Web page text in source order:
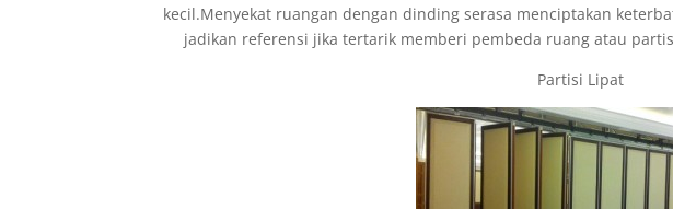
kecil.Menyekat ruangan dengan dinding serasa menciptakan
jadikan referensi jika tertarik memberi pembeda ruang atau
Partisi Lipat